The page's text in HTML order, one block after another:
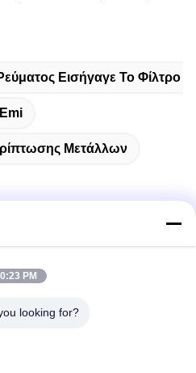
Εισήγαγε Το Φίλτρο
Μετάλλων
New Times Plaza,
PM
looking for?